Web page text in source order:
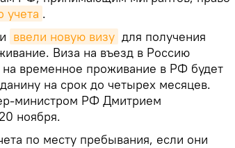
учета .
ввели новую визу для получения
Виза на въезд в Россию
временное проживание в РФ будет
на срок до четырех месяцев.
министром РФ Дмитрием
ноября.
по месту пребывания, если они